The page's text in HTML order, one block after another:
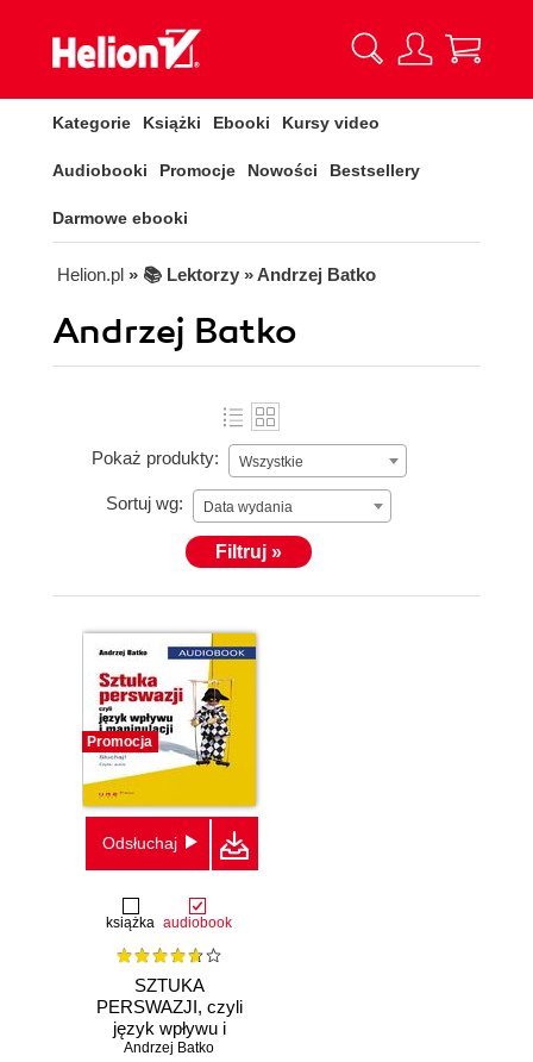
Kategorie Książki Ebooki Kursy video
Audiobooki Promocje Nowości Bestsellery
Darmowe ebooki
Helion.pl » 📚 Lektorzy » Andrzej Batko
Andrzej Batko
Pokaż produkty: Wszystkie
Sortuj wg: Data wydania
Filtruj »
Promocja
Odsłuchaj
książka audiobook
SZTUKA
PERSWAZJI, czyli
język wpływu i
manipulacji
Andrzej Batko